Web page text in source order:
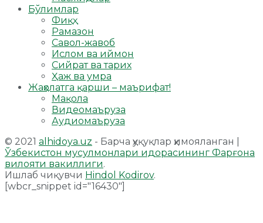
Бўлимлар
Фиқҳ
Рамазон
Савол-жавоб
Ислом ва иймон
Сийрат ва тарих
Ҳаж ва умра
Жаҳолатга қарши – маърифат!
Мақола
Видеомаъруза
Аудиомаъруза
© 2021 alhidoya.uz - Барча ҳуқуқлар ҳимояланган |
Ўзбекистон мусулмонлари идорасининг Фарғона
вилояти вакиллиги.
Ишлаб чиқувчи Hindol Kodirov.
[wbcr_snippet id="16430"]